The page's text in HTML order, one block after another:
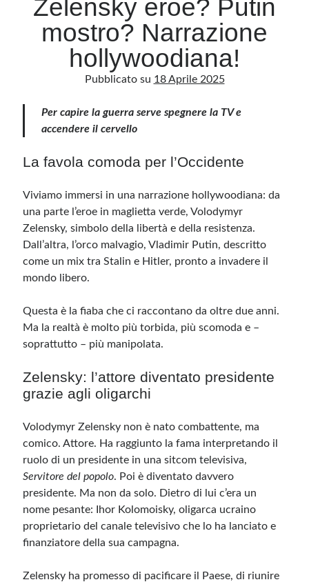
Archivio
Categorie
Categorie
Questo blog non rappresenta una testata giornalistica, in quanto viene aggiornato
senza alcuna periodicità. Non può pertanto considerarsi un prodotto editoriale ai
sensi della legge n· 62 del 7.03.2001. L’autore non è responsabile di quanto
pubblicato dai lettori nei commenti ai vari post. Saranno comunque cancellati quelli
ritenuti offensivi o lesivi dell’immagine o dell’onorabilità di terzi, di genere spam,
razzisti o che contengano dati personali non conformi al rispetto delle norme sulla
privacy. Alcune immagini inserite in questo blog sono tratte da Internet e, pertanto,
considerate di pubblico dominio. Qualora la loro pubblicazione violasse eventuali
immediatamente rimosse. L’autore del blog non è responsabile dei siti collegati
Meta
Feed dei contenuti
Feed dei commenti
Zelensky eroe? Putin
mostro? Narrazione
hollywoodiana!
Pubblicato su 18 Aprile 2025
Per capire la guerra serve spegnere la TV e
accendere il cervello
La favola comoda per l’Occidente
Viviamo immersi in una narrazione hollywoodiana: da
una parte l’eroe in maglietta verde, Volodymyr
Zelensky, simbolo della libertà e della resistenza.
Dall’altra, l’orco malvagio, Vladimir Putin, descritto
come un mix tra Stalin e Hitler, pronto a invadere il
mondo libero.
Questa è la fiaba che ci raccontano da oltre due anni.
Ma la realtà è molto più torbida, più scomoda e –
soprattutto – più manipolata.
Zelensky: l’attore diventato presidente
grazie agli oligarchi
Volodymyr Zelensky non è nato combattente, ma
comico. Attore. Ha raggiunto la fama interpretando il
ruolo di un presidente in una sitcom televisiva,
Servitore del popolo. Poi è diventato davvero
presidente. Ma non da solo. Dietro di lui c’era un
nome pesante: Ihor Kolomoisky, oligarca ucraino
proprietario del canale televisivo che lo ha lanciato e
finanziatore della sua campagna.
Zelensky ha promesso di pacificare il Paese, di riunire